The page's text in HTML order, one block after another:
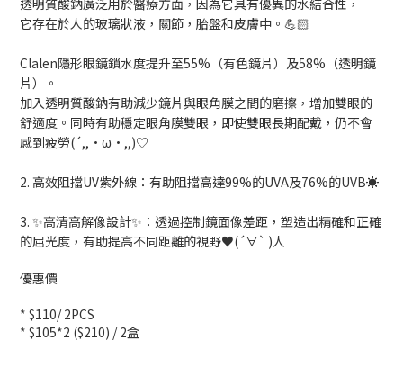
透明質酸鈉廣泛用於醫療方面，因為它具有優異的水結合性，
它存在於人的玻璃狀液，關節，胎盤和皮膚中。 💪🏻
Clalen隱形眼鏡鎖水度提升至55%（有色鏡片）及58%（透明鏡
片）。
加入透明質酸鈉有助減少鏡片與眼角膜之間的磨擦，增加雙眼的
舒適度。同時有助穩定眼角膜雙眼，即使雙眼長期配戴，仍不會
感到疲勞(´,,•ω•,,)♡
2. 高效阻擋UV紫外線：有助阻擋高達99%的UVA及76%的UVB☀️
3. ✨高清高解像設計✨ ：透過控制鏡面像差距，塑造出精確和正確
的屈光度，有助提高不同距離的視野♥(´∀` )人
優惠價
* $110/ 2PCS
* $105*2 ($210) / 2盒